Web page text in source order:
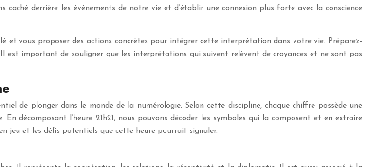
derrière les événements de notre vie et d’établir une connexion plus forte avec la conscience
et vous proposer des actions concrètes pour intégrer cette interprétation dans votre vie. Préparez-
important de souligner que les interprétations qui suivent relèvent de croyances et ne sont pas
de plonger dans le monde de la numérologie. Selon cette discipline, chaque chiffre possède une
décomposant l’heure 21h21, nous pouvons décoder les symboles qui la composent et en extraire
jeu et les défis potentiels que cette heure pourrait signaler.